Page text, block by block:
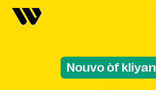
Nouvo òf kliyan